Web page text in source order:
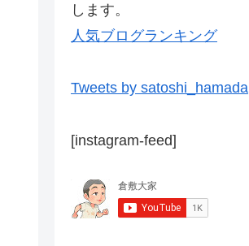
します。
人気ブログランキング
Tweets by satoshi_hamada
[instagram-feed]